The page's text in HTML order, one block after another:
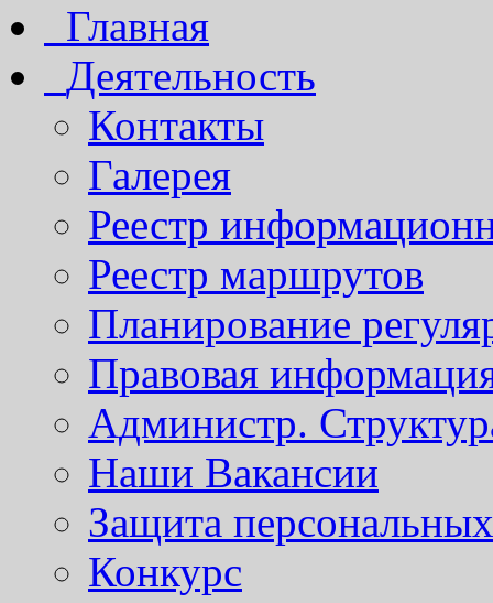
Главная
Деятельность
Контакты
Галерея
Реестр
Реестр маршрутов
Планирование
Правовая
Администр.
Наши Вакансии
Защита
Конкурс